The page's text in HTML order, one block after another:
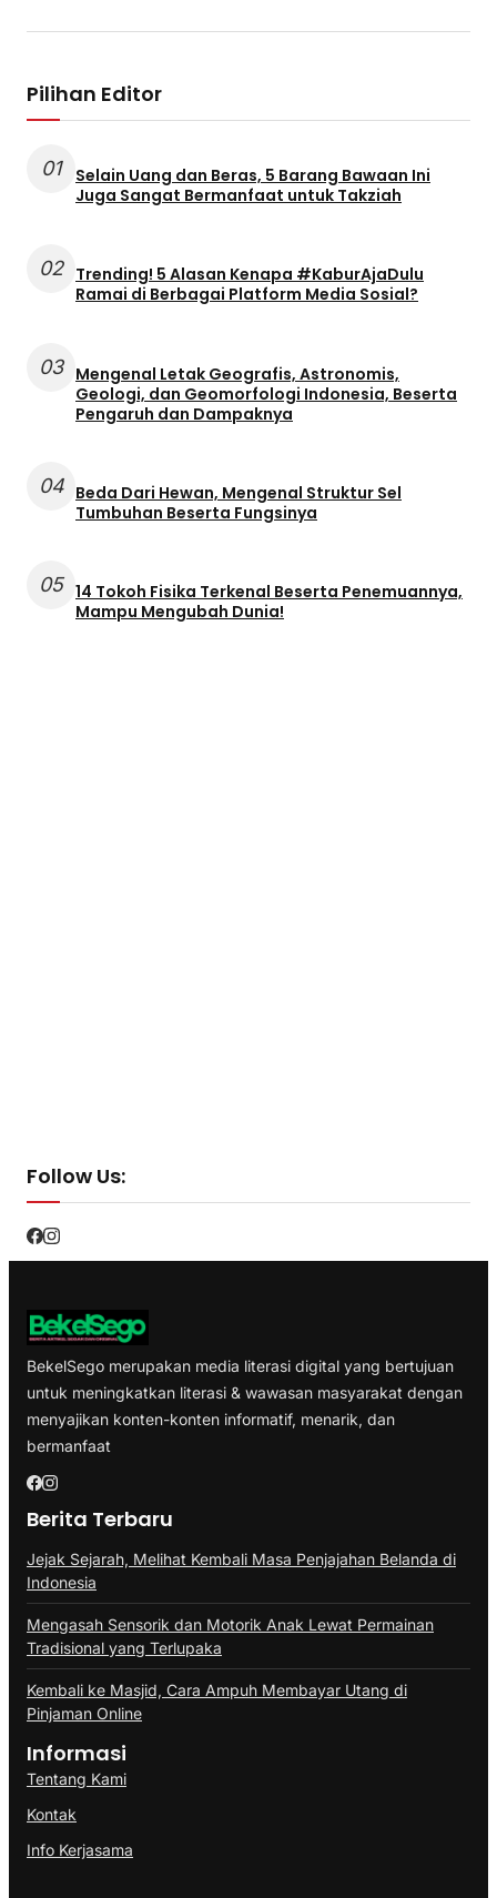
Pilihan Editor
01
Selain Uang dan Beras, 5 Barang Bawaan Ini
Juga Sangat Bermanfaat untuk Takziah
02 Trending! 5 Alasan Kenapa #KaburAjaDulu
Ramai di Berbagai Platform Media Sosial?
03 Mengenal Letak Geografis, Astronomis,
Geologi, dan Geomorfologi Indonesia, Beserta
Pengaruh dan Dampaknya
04 Beda Dari Hewan, Mengenal Struktur Sel
Tumbuhan Beserta Fungsinya
05 14 Tokoh Fisika Terkenal Beserta Penemuannya,
Mampu Mengubah Dunia!
Follow Us:
BekelSego merupakan media literasi digital yang bertujuan
untuk meningkatkan literasi & wawasan masyarakat dengan
menyajikan konten-konten informatif, menarik, dan
bermanfaat
Berita Terbaru
Jejak Sejarah, Melihat Kembali Masa Penjajahan Belanda di
Indonesia
Mengasah Sensorik dan Motorik Anak Lewat Permainan
Tradisional yang Terlupaka
Kembali ke Masjid, Cara Ampuh Membayar Utang di
Pinjaman Online
Informasi
Tentang Kami
Kontak
Info Kerjasama